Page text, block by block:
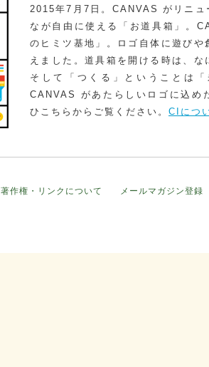
2015年7月7日。CANVAS がリニュ
なが自由に使える「お道具箱」。
のヒミツ基地」。ロゴ自体に遊び
えました。道具箱を開ける時は、
そして「つくる」ということは
CANVAS があたらしいロゴに込め
ひこちらからご覧ください。 CIにつ
著作権・リンクについて メールマガジン登録